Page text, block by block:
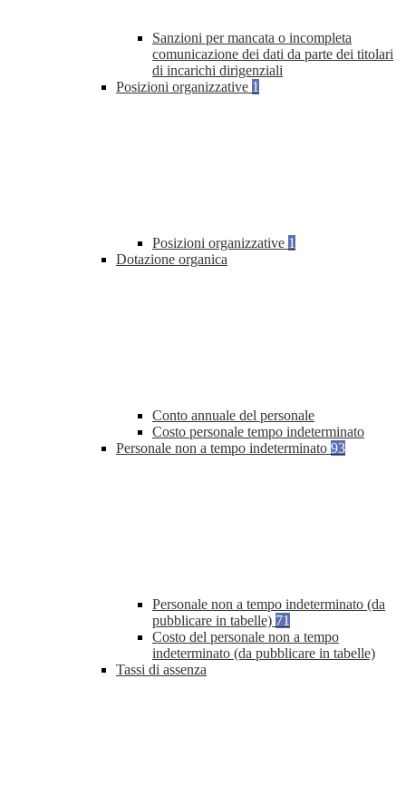
Sanzioni per mancata o incompleta
comunicazione dei dati da parte dei titolari
di incarichi dirigenziali
Posizioni organizzative 1
Posizioni organizzative 1
Dotazione organica
Conto annuale del personale
Costo personale tempo indeterminato
Personale non a tempo indeterminato 93
Personale non a tempo indeterminato (da
pubblicare in tabelle) 71
Costo del personale non a tempo
indeterminato (da pubblicare in tabelle)
Tassi di assenza